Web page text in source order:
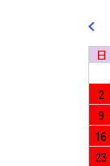
日
2
9
16
23